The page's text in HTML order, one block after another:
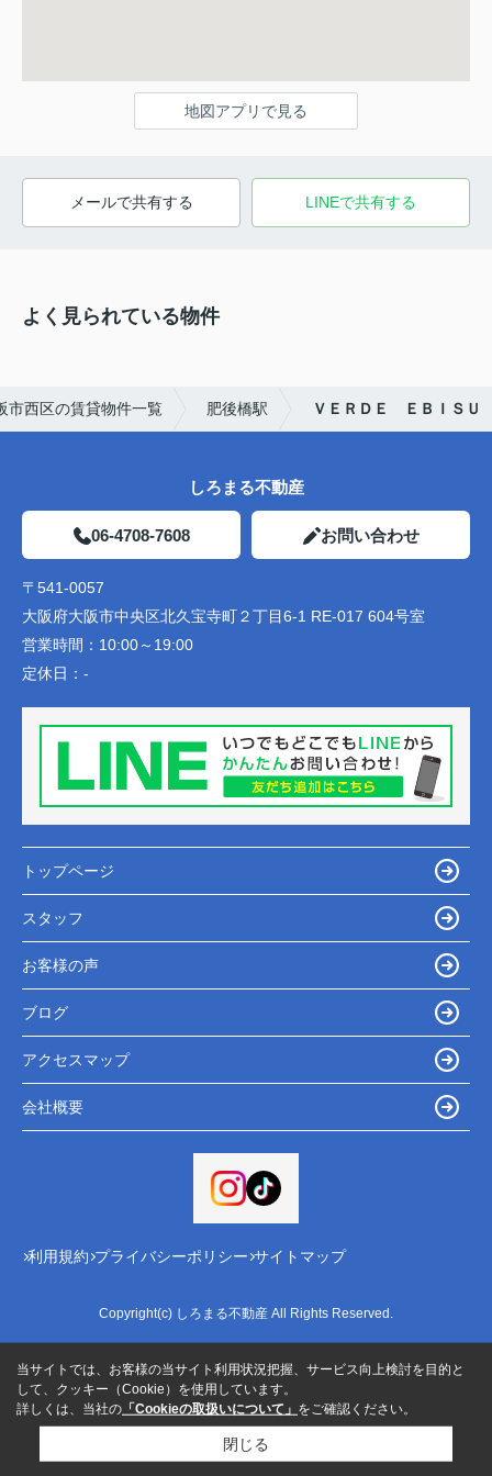
地図アプリで見る
メールで共有する LINEで共有する
よく見られている物件
市西区の賃貸物件一覧 肥後橋駅 ＶＥＲＤＥ ＥＢＩＳＵ
しろまる不動産
06-4708-7608 お問い合わせ
〒541-0057
大阪府大阪市中央区北久宝寺町２丁目6-1 RE-017 604号室
営業時間： 10:00～19:00
定休日： -
トップページ
スタッフ
お客様の声
ブログ
アクセスマップ
会社概要
利用規約 プライバシーポリシー サイトマップ
Copyright(c) しろまる不動産 All Rights Reserved.
当サイトでは、お客様の当サイト利用状況把握、サービス向上検討を目的と
して、クッキー（Cookie）を使用しています。
詳しくは、当社の 「Cookieの取扱いについて」 をご確認ください。
閉じる